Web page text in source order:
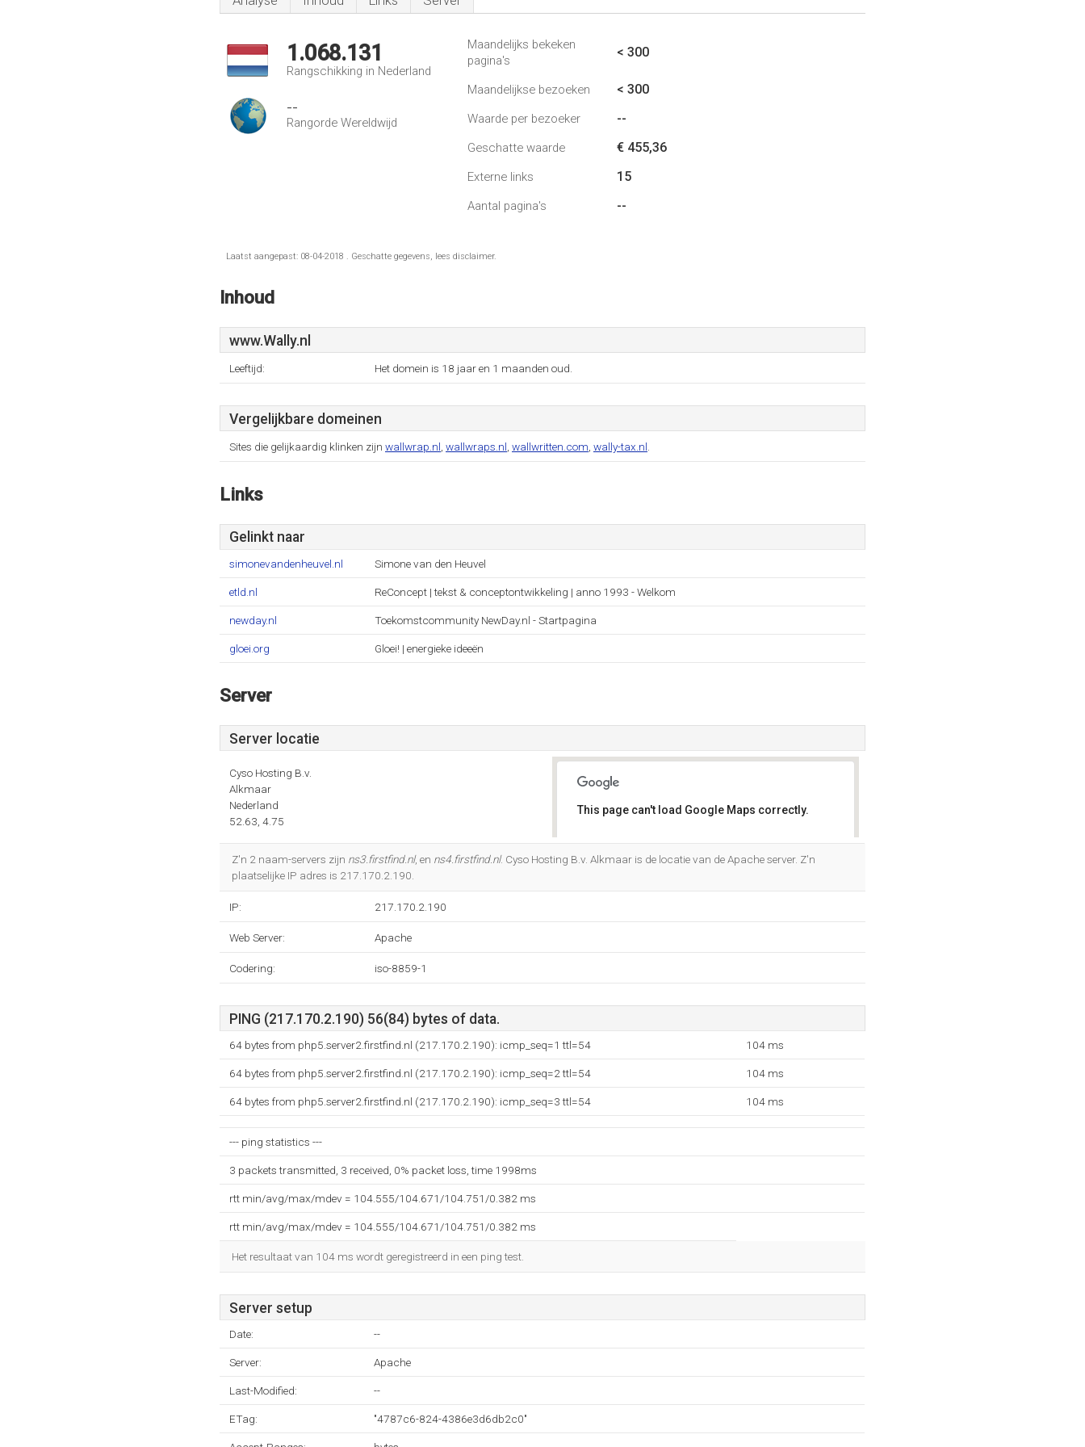
1.068.131
Rangschikking in Nederland
--
Rangorde Wereldwijd
Maandelijks bekeken
pagina's
< 300
Maandelijkse bezoeken < 300
Waarde per bezoeker --
Geschatte waarde € 455,36
Externe links 15
Aantal pagina's --
Laatst aangepast: 08-04-2018 . Geschatte gegevens, lees disclaimer.
Inhoud
www.Wally.nl
Leeftijd: Het domein is 18 jaar en 1 maanden oud.
Vergelijkbare domeinen
Sites die gelijkaardig klinken zijn wallwrap.nl wallwraps.nl wallwritten.com wally-tax.nl
Links
Gelinkt naar
simonevandenheuvel.nl Simone van den Heuvel
etld.nl ReConcept | tekst & conceptontwikkeling | anno 1993 - Welkom
newday.nl Toekomstcommunity NewDay.nl - Startpagina
gloei.org Gloei! | energieke ideeën
Server
Server locatie
Cyso Hosting B.v.
Alkmaar
Nederland
52.63, 4.75
This page can't load Google Maps correctly.
Z'n 2 naam-servers zijn ns3.firstfind.nl, en ns4.firstfind.nl. Cyso Hosting B.v. Alkmaar is de locatie van de Apache server. Z'n
plaatselijke IP adres is 217.170.2.190.
IP: 217.170.2.190
Web Server: Apache
Codering: iso-8859-1
PING (217.170.2.190) 56(84) bytes of data.
64 bytes from php5.server2.firstfind.nl (217.170.2.190): icmp_seq=1 ttl=54 104 ms
64 bytes from php5.server2.firstfind.nl (217.170.2.190): icmp_seq=2 ttl=54 104 ms
64 bytes from php5.server2.firstfind.nl (217.170.2.190): icmp_seq=3 ttl=54 104 ms
--- ping statistics ---
3 packets transmitted, 3 received, 0% packet loss, time 1998ms
rtt min/avg/max/mdev = 104.555/104.671/104.751/0.382 ms
rtt min/avg/max/mdev = 104.555/104.671/104.751/0.382 ms
Het resultaat van 104 ms wordt geregistreerd in een ping test.
Server setup
Date: --
Server: Apache
Last-Modified: --
ETag: "4787c6-824-4386e3d6db2c0"